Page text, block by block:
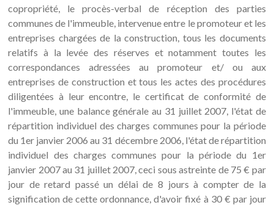
copropriété, le procès-verbal de réception des parties
communes de l'immeuble, intervenue entre le promoteur et les
entreprises chargées de la construction, tous les documents
relatifs à la levée des réserves et notamment toutes les
correspondances adressées au promoteur et/ ou aux
entreprises de construction et tous les actes des procédures
diligentées à leur encontre, le certificat de conformité de
l'immeuble, une balance générale au 31 juillet 2007, l'état de
répartition individuel des charges communes pour la période
du 1er janvier 2006 au 31 décembre 2006, l'état de répartition
individuel des charges communes pour la période du 1er
janvier 2007 au 31 juillet 2007, ceci sous astreinte de 75 € par
jour de retard passé un délai de 8 jours à compter de la
signification de cette ordonnance, d'avoir fixé à 30 € par jour